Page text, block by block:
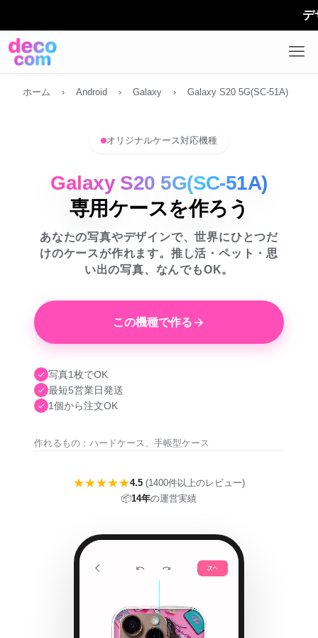
デザイン
ホーム › Android › Galaxy › Galaxy S20 5G(SC-51A)
オリジナルケース対応機種
Galaxy S20 5G(SC-51A)
専用ケースを作ろう
あなたの写真やデザインで、世界にひとつだ
けのケースが作れます。推し活・ペット・思
い出の写真、なんでもOK。
この機種で作る
写真1枚でOK
最短5営業日発送
1個から注文OK
作れるもの：ハードケース、手帳型ケース
★★★★★4.5 (1400件以上のレビュー)
📦14年の運営実績